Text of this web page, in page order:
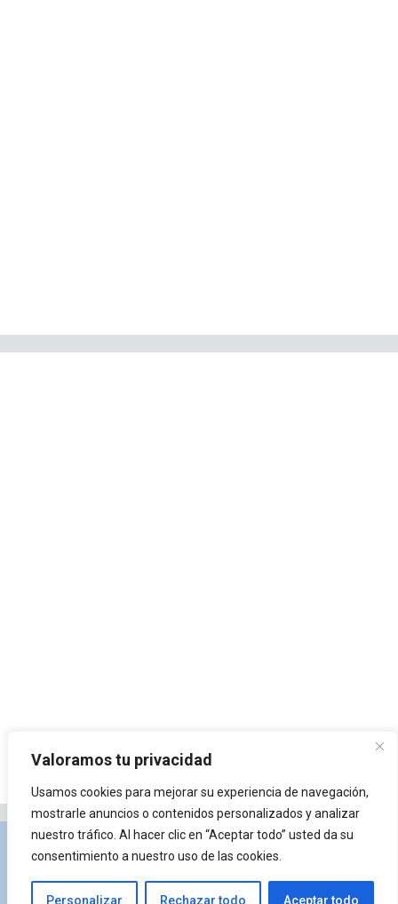
Valoramos tu privacidad
Usamos cookies para mejorar su experiencia de navegación,
mostrarle anuncios o contenidos personalizados y analizar
nuestro tráfico. Al hacer clic en “Aceptar todo” usted da su
consentimiento a nuestro uso de las cookies.
Personalizar Rechazar todo Aceptar todo
Privacidad y Política de Cookies Portal de
arquitectura Lista de Temas ¿Qué es Arkiplus?